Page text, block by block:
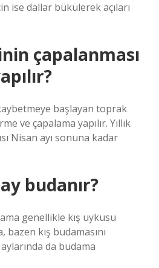
ise dallar bükülerek açıları
çapalanması
başlayan toprak
ve çapalama yapılır. Yıllık
Nisan ayı sonuna kadar
budanır?
genellikle kış uykusu
bazen kış budamasını
da budama